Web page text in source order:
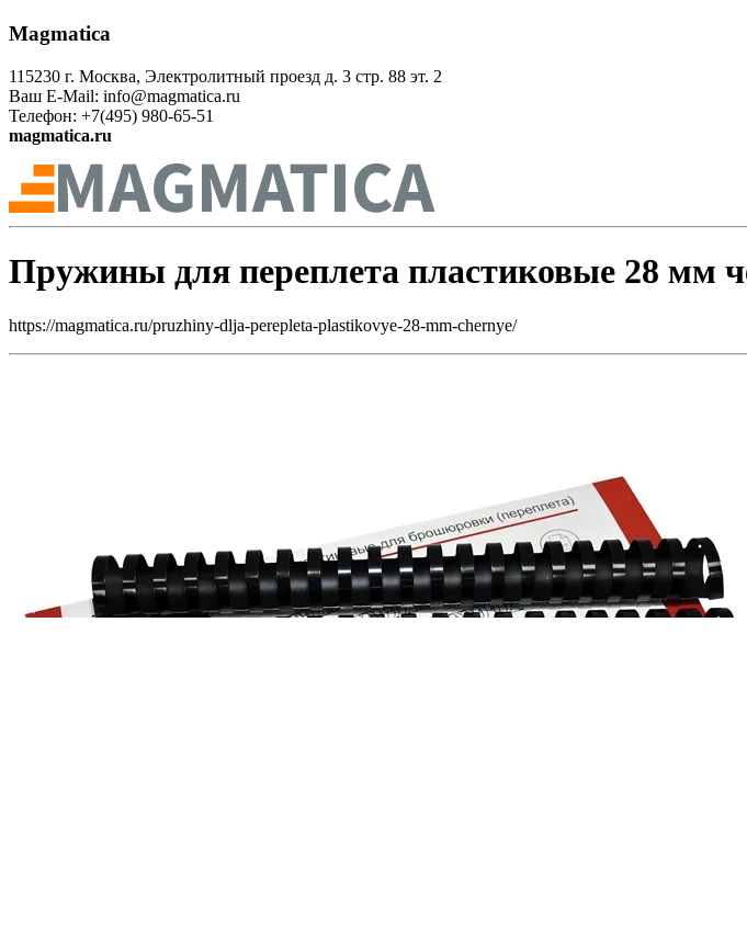
Magmatica
115230 г. Москва, Электролитный проезд д. 3 стр. 88 эт. 2
Ваш E-Mail: info@magmatica.ru
Телефон: +7(495) 980-65-51
magmatica.ru
Пружины для переплета пластиковые 28 мм
https://magmatica.ru/pruzhiny-dlja-perepleta-plastikovye-28-mm-chernye/